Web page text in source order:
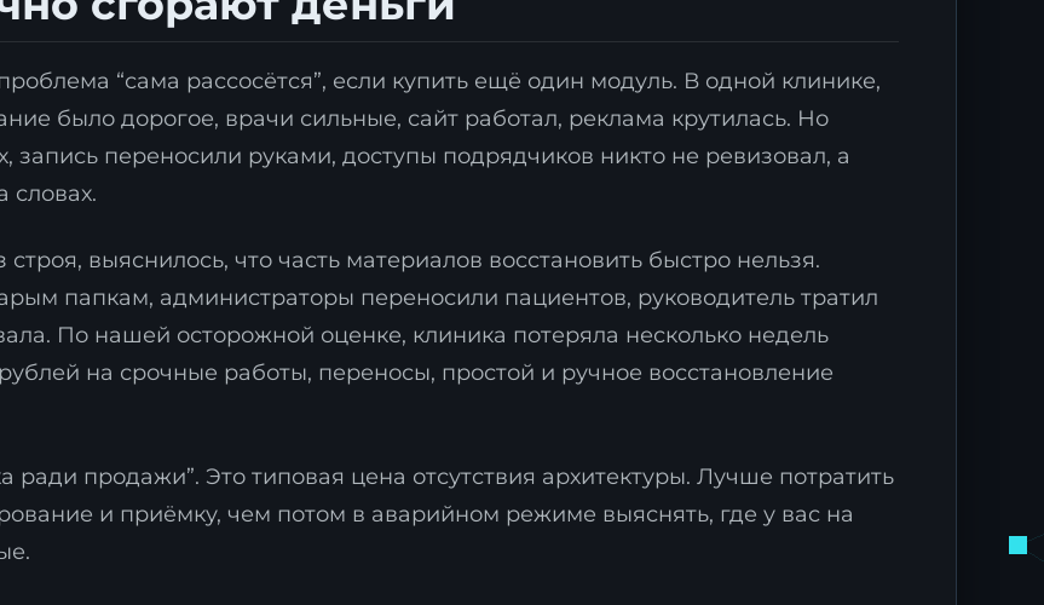
“сама рассосётся”, если купить ещё один модуль. В одной клинике,
было дорогое, врачи сильные, сайт работал, реклама крутилась. Но
запись переносили руками, доступы подрядчиков никто не ревизовал, а
словах.
выяснилось, что часть материалов восстановить быстро нельзя.
папкам, администраторы переносили пациентов, руководитель тратил
По нашей осторожной оценке, клиника потеряла несколько недель
на срочные работы, переносы, простой и ручное восстановление
ради продажи”. Это типовая цена отсутствия архитектуры. Лучше потратить
и приёмку, чем потом в аварийном режиме выяснять, где у вас на